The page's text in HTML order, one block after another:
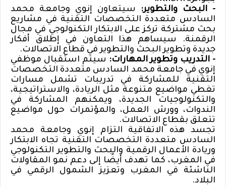
- البحث والتطوير:
سيتعاون
إنوي وجامعة محمد
السادس متعددة التخصصات التقنية في مشاريع
بحث مشتركة تركز على الابتكار التكنولوجي في مجال
الرقمنة. سيساهم هذا التعاون في إطلاق أفكار
جديدة وتطوير البحث والتطوير في قطاع الاتصالات.
- التدريب وتطوير المهارات: سيتم استقبال موظفي
إنوي في جامعة محمد السادس متعددة التخصصات
التقنية للمشاركة في تدريبات تشمل مسارات
تغطي مواضيع متنوعة مثل الريادة، والاستراتيجية،
والتكنولوجيات الجديدة، ويمكنهم المشاركة في
الندوات، وورش العمل، والمؤتمرات حول مواضيع
تتعلق بقطاع الاتصالات.
تجسد هذه الاتفاقية التزام
إنوي
وجامعة محمد
السادس متعددة التخصصات التقنية تجاه الابتكار
وريادة الأعمال الرقمية والبحث والتطوير التكنولوجي
في المغرب، كما تهدف أيضًا إلى دعم نمو المقاولات
الناشئة في المغرب وتعزيز الشمول الرقمي في
البلاد.